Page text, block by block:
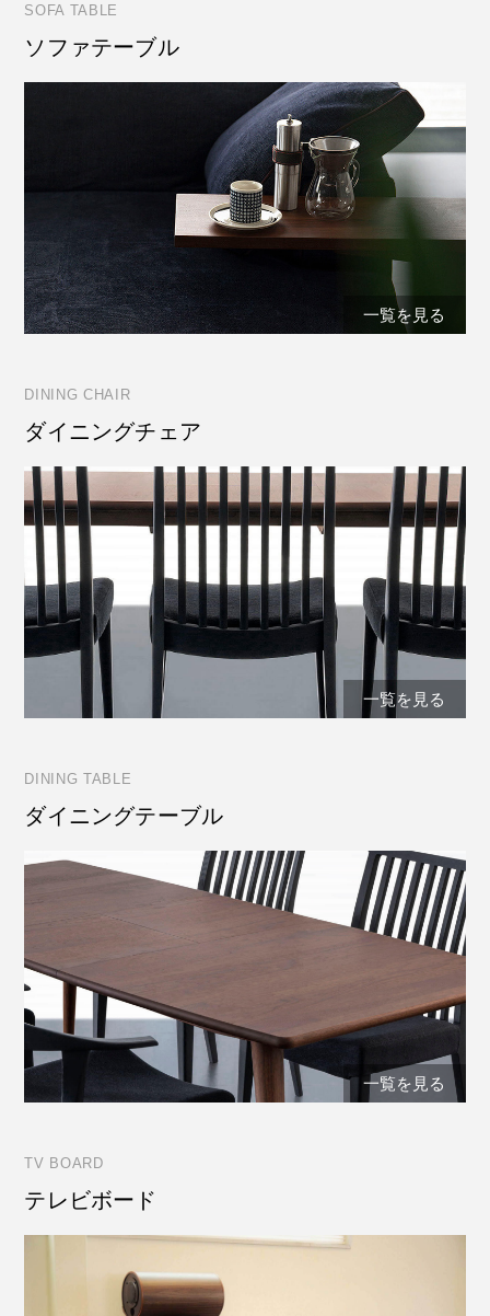
SOFA TABLE
ソファテーブル
一覧を見る
DINING CHAIR
ダイニングチェア
一覧を見る
DINING TABLE
ダイニングテーブル
一覧を見る
TV BOARD
テレビボード